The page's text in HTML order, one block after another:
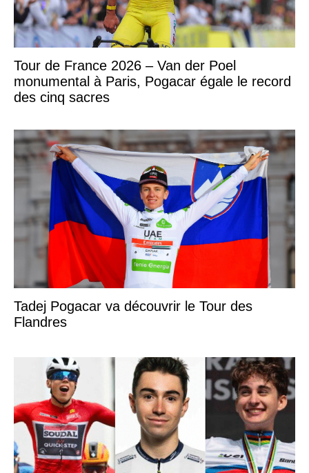
Tour de France 2026 – Van der Poel
monumental à Paris, Pogacar égale le record
des cinq sacres
Tadej Pogacar va découvrir le Tour des
Flandres